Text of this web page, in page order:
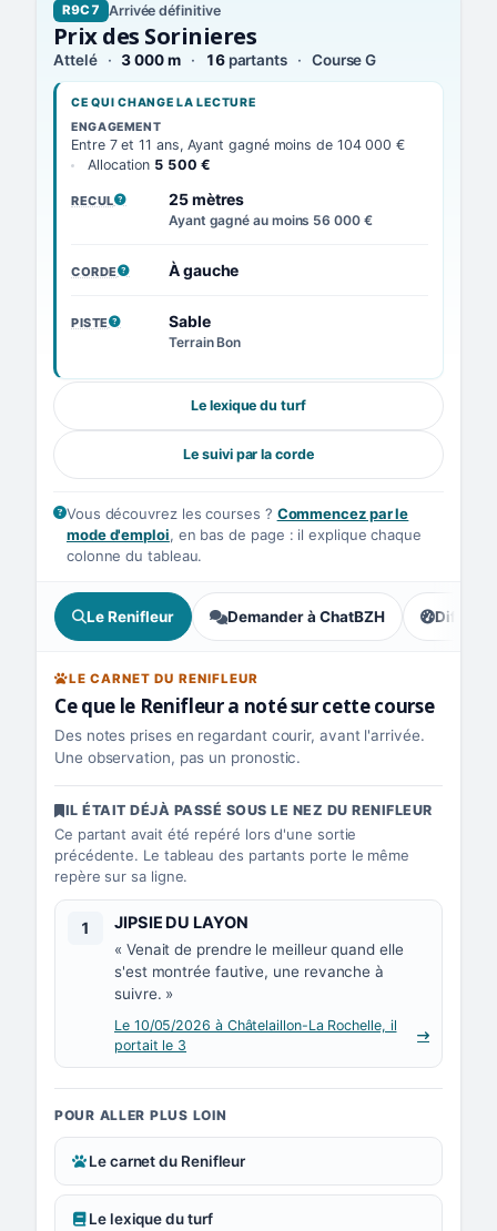
R9C7 Arrivée définitive
Prix des Sorinieres
Attelé 3 000 m 16partants Course G
CE QUI CHANGE LA LECTURE
ENGAGEMENT
Entre 7 et 11 ans, Ayant gagné moins de 104 000 €
Allocation 5 500 €
RECUL
, VOIR LA DÉFINITION25 mètres
Ayant gagné au moins 56 000 €
CORDE
, VOIR LA DÉFINITION
À gauche
PISTE
, VOIR LA DÉFINITION
Sable
Terrain Bon
Le lexique du turf
Le suivi par la corde
Vous découvrez les courses ? Commencez par le
mode d'emploi, en bas de page : il explique chaque
colonne du tableau.
Le Renifleur Demander à ChatBZH , écart :
LE CARNET DU RENIFLEUR
Ce que le Renifleur a noté sur cette course
Des notes prises en regardant courir, avant l'arrivée.
Une observation, pas un pronostic.
IL ÉTAIT DÉJÀ PASSÉ SOUS LE NEZ DU RENIFLEUR
Ce partant avait été repéré lors d'une sortie
précédente. Le tableau des partants porte le même
repère sur sa ligne.
1 Numéro 1 :
JIPSIE DU LAYON
« Venait de prendre le meilleur quand elle
s'est montrée fautive, une revanche à
suivre. »
Le 10/05/2026 à Châtelaillon-La Rochelle, il
portait le 3
POUR ALLER PLUS LOIN
Le carnet du Renifleur
Le lexique du turf